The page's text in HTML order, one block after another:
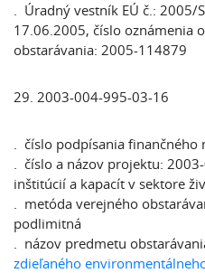
. Úradný vestník EÚ č.: 2005/
17.06.2005, číslo oznámenia
obstarávania: 2005-114879
29. 2003-004-995-03-16
. číslo podpísania finančného
. číslo a názov projektu:
inštitúcií a kapacít v sektore
. metóda verejného
podlimitná
. názov predmetu
zdieľaného